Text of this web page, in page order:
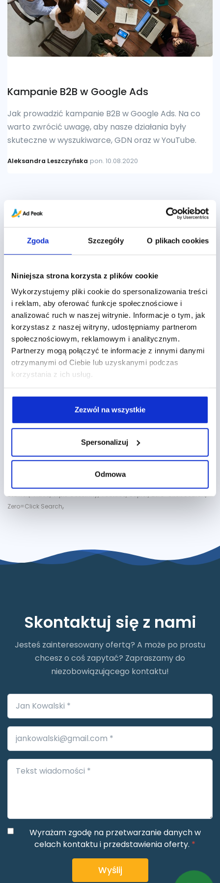
Zgoda Szczegóły O plikach cookies
Niniejsza strona korzysta z plików cookie
Wykorzystujemy pliki cookie do spersonalizowania treści
i reklam, aby oferować funkcje społecznościowe i
analizować ruch w naszej witrynie. Informacje o tym, jak
korzystasz z naszej witryny, udostępniamy partnerom
społecznościowym, reklamowym i analitycznym.
Partnerzy mogą połączyć te informacje z innymi danymi
otrzymanymi od Ciebie lub uzyskanymi podczas
korzystania z ich usług.
Zezwól na wszystkie
Spersonalizuj
Odmowa
Kampanie B2B w Google Ads
Jak prowadzić kampanie B2B w Google Ads. Na co
warto zwrócić uwagę, aby nasze działania były
skuteczne w wyszukiwarce, GDN oraz w YouTube.
Aleksandra Leszczyńska pon. 10.08.2020
Tagi
Agentic Browsing,AI,AI Overview,Allegro,Allegro Ads,Amazon Ads
Analityka,Aplikacje, Auction-time bidding,Automatyzacja,B2B,
Campaign Manager,Ceneo Ads, Certyfikacja,Clarity,CRM,
Customer Journey,Display,Display&Video 360,DV360,
eCommerce ,Facebook Ads,Formaty Reklamowe,Google 2026,
Google Ads,Google Analytics,Google Attribution,Google Cloud
Google Data Studio, Google Marketing Platform
Center,Google Tag Manager,Google Web Designer,GTM,Import
danych , , ,
kampanie B2B,Konwersje offline,LinkedIn Ads
Learning,market place,Marketing AI,Merchant Center,Microsoft,
Programmatic Buying,Prowadzenie Facebooka
Reddit Ads,reklamy video,reklamy Youtube,S360,Search Ads 360
Sieć wyszukiwania
Stawek,Video,Wpis Gościnny,Youtube,Zapier,Zero-Click Search,
Zero=Click Search,
Skontaktuj się z nami
Jesteś zainteresowany ofertą? A może po prostu
chcesz o coś zapytać? Zapraszamy do
niezobowiązującego kontaktu!
Wyrażam zgodę na przetwarzanie danych w
celach kontaktu i przedstawienia oferty. *
Wyślij